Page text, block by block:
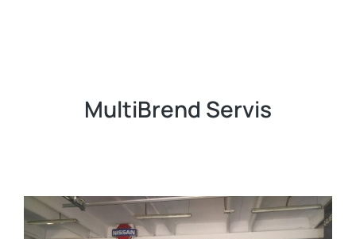
MultiBrend Servis